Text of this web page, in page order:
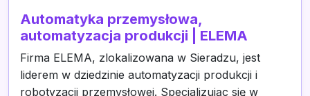
Automatyka przemysłowa,
automatyzacja produkcji | ELEMA
Firma ELEMA, zlokalizowana w Sieradzu, jest
liderem w dziedzinie automatyzacji produkcji i
robotyzacji przemysłowej. Specjalizując się w